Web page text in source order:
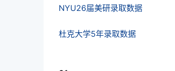
NYU26届美研录取数据
杜克大学5年录取数据